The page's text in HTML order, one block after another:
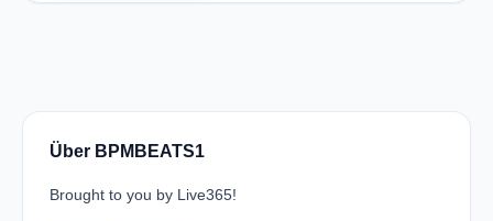
Über BPMBEATS1
Brought to you by Live365!